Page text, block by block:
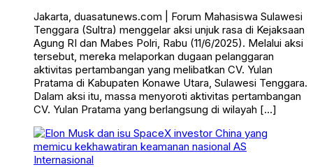
Jakarta, duasatunews.com | Forum Mahasiswa Sulawesi
Tenggara (Sultra) menggelar aksi unjuk rasa di Kejaksaan
Agung RI dan Mabes Polri, Rabu (11/6/2025). Melalui aksi
tersebut, mereka melaporkan dugaan pelanggaran
aktivitas pertambangan yang melibatkan CV. Yulan
Pratama di Kabupaten Konawe Utara, Sulawesi Tenggara.
Dalam aksi itu, massa menyoroti aktivitas pertambangan
CV. Yulan Pratama yang berlangsung di wilayah […]
Internasional